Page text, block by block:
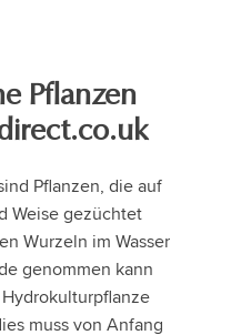
Pflanzen
Pflanzen, die auf
Weise gezüchtet
Wurzeln im Wasser
genommen kann
muss von Anfang